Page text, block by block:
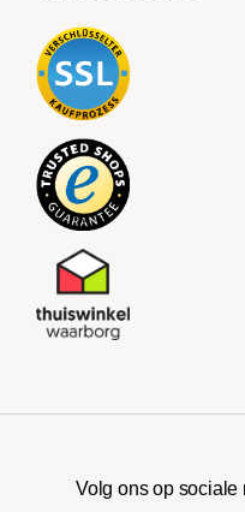
Volg ons op sociale